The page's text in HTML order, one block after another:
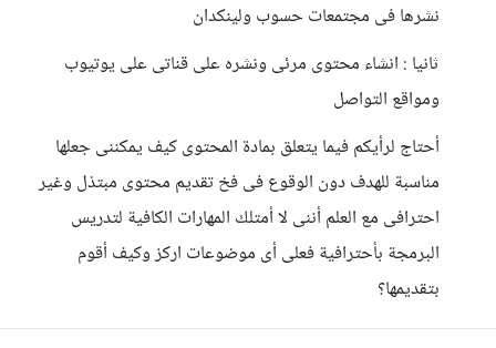
نشرها فى مجتمعات حسوب ولينكدان
ثانيا : انشاء محتوى مرئى ونشره على قناتى على يوتيوب
ومواقع التواصل
أحتاج لرأيكم فيما يتعلق بمادة المحتوى كيف يمكننى جعلها
مناسبة للهدف دون الوقوع فى فخ تقديم محتوى مبتذل وغير
احترافى مع العلم أننى لا أمتلك المهارات الكافية لتدريس
البرمجة بأحترافية فعلى أى موضوعات اركز وكيف أقوم
بتقديمها؟